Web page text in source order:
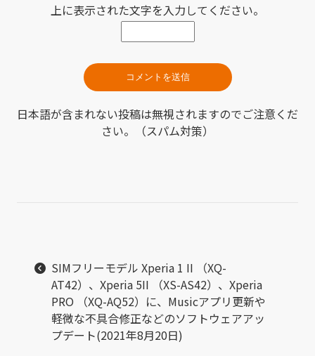
上に表示された文字を入力してください。
日本語が含まれない投稿は無視されますのでご注意くだ
さい。（スパム対策）
SIMフリーモデル Xperia 1 II （XQ-
AT42）、Xperia 5II （XS-AS42）、Xperia
PRO （XQ-AQ52）に、Musicアプリ更新や
軽微な不具合修正などのソフトウェアアッ
プデート(2021年8月20日)